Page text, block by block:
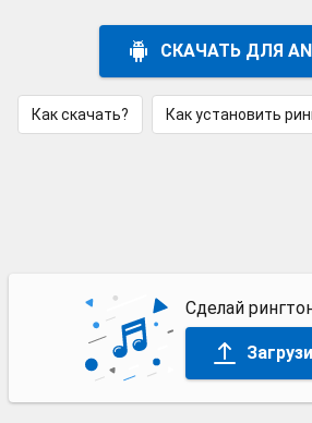
СКАЧАТЬ ДЛЯ
Как скачать? Как установить
Сделай